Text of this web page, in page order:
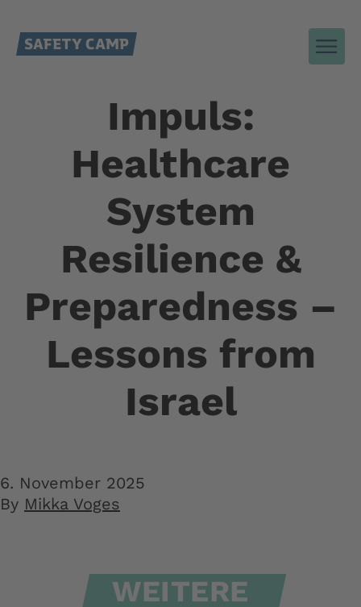
Impuls:
Healthcare
System
Resilience &
Preparedness –
Lessons from
Israel
6. November 2025
By Mikka Voges
WEITERE